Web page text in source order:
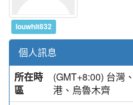
louwhit832
個人訊息
所在時
區
(GMT+8:00) 台灣
港、烏魯木齊